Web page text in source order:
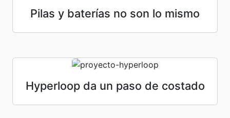
Pilas y baterías no son lo mismo
Hyperloop da un paso de costado